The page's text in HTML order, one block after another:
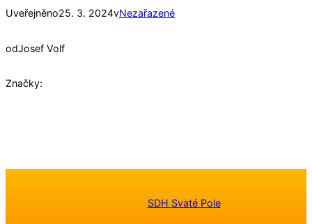
Uveřejněno25. 3. 2024vNezařazené
odJosef Volf
Značky:
SDH Svaté Pole